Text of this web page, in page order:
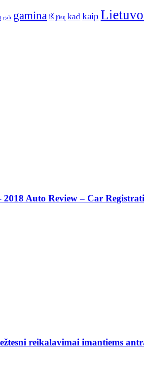
gali gamina iš jūsų kad kaip
Auto Review – Car
reikalavimai imantiems